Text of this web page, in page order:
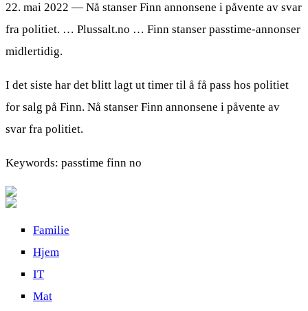
22. mai 2022 — Nå stanser Finn annonsene i påvente av svar
fra politiet. … Plussalt.no … Finn stanser passtime-annonser
midlertidig.
I det siste har det blitt lagt ut timer til å få pass hos politiet
for salg på Finn. Nå stanser Finn annonsene i påvente av
svar fra politiet.
Keywords: passtime finn no
Familie
Hjem
IT
Mat